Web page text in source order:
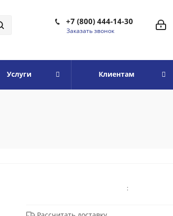
+7 (800) 444-14-30
Заказать звонок
Услуги Клиентам
: